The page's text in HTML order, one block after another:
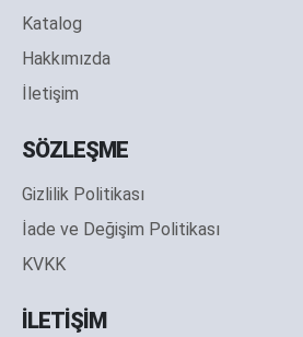
Katalog
Hakkımızda
İletişim
SÖZLEŞME
Gizlilik Politikası
İade ve Değişim Politikası
KVKK
İLETİŞİM